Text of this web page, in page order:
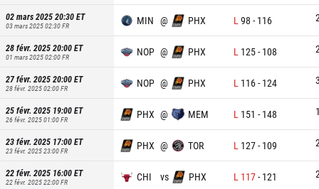
02 mars 2025 20:30ET
03 mars 2025 02:30FR MIN @ PHX L 98 - 116
28 févr. 2025 20:00ET
01 mars 2025 02:00FR NOP @ PHX L 125- 108
27 févr. 2025 20:00ET
28 févr. 2025 02:00FR NOP @ PHX L 116- 124
25 févr. 2025 19:00ET
26 févr. 2025 01:00FR PHX @ MEM L 151 - 148
23 févr. 2025 17:00ET
23 févr. 2025 23:00FR PHX @ TOR L 127- 109
22 févr. 2025 16:00ET
22 févr. 2025 22:00FR CHI vs PHX L 117- 121